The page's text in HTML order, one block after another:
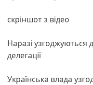
скріншот з відео
Наразі узгоджуються
делегації
Українська влада